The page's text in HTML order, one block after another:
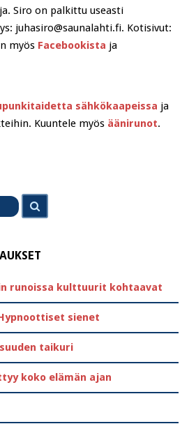
Siro on palkittu useasti
juhasiro@saunalahti.fi. Kotisivut:
myös Facebookista ja
sähkökaapeissa ja
Kuuntele myös äänirunot.
runoissa kulttuurit kohtaavat
sienet
taikuri
koko elämän ajan